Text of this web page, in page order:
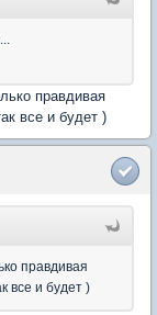
правдивая
все и будет )
правдивая
все и будет )